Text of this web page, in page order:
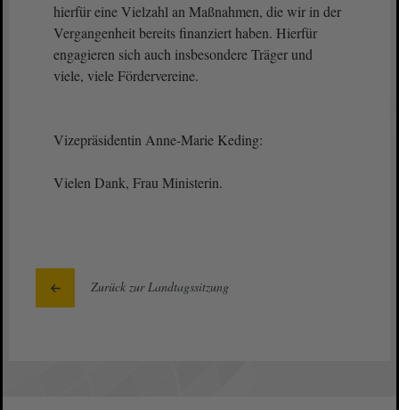
hierfür eine Vielzahl an Maßnahmen, die wir in der
Vergangenheit bereits finanziert haben. Hierfür
engagieren sich auch insbesondere Träger und
viele, viele Fördervereine.
Vizepräsidentin Anne-Marie Keding:
Vielen Dank, Frau Ministerin.
Zurück zur Landtagssitzung